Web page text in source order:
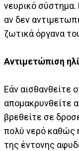
νευρικό σύστημα.
αν δεν
ζωτικά όργανα
Αντιμετώπιση
Εάν αισθανθείτε
απομακρυνθείτε
βρεθείτε σε
πολύ νερό καθώς
της έντονης